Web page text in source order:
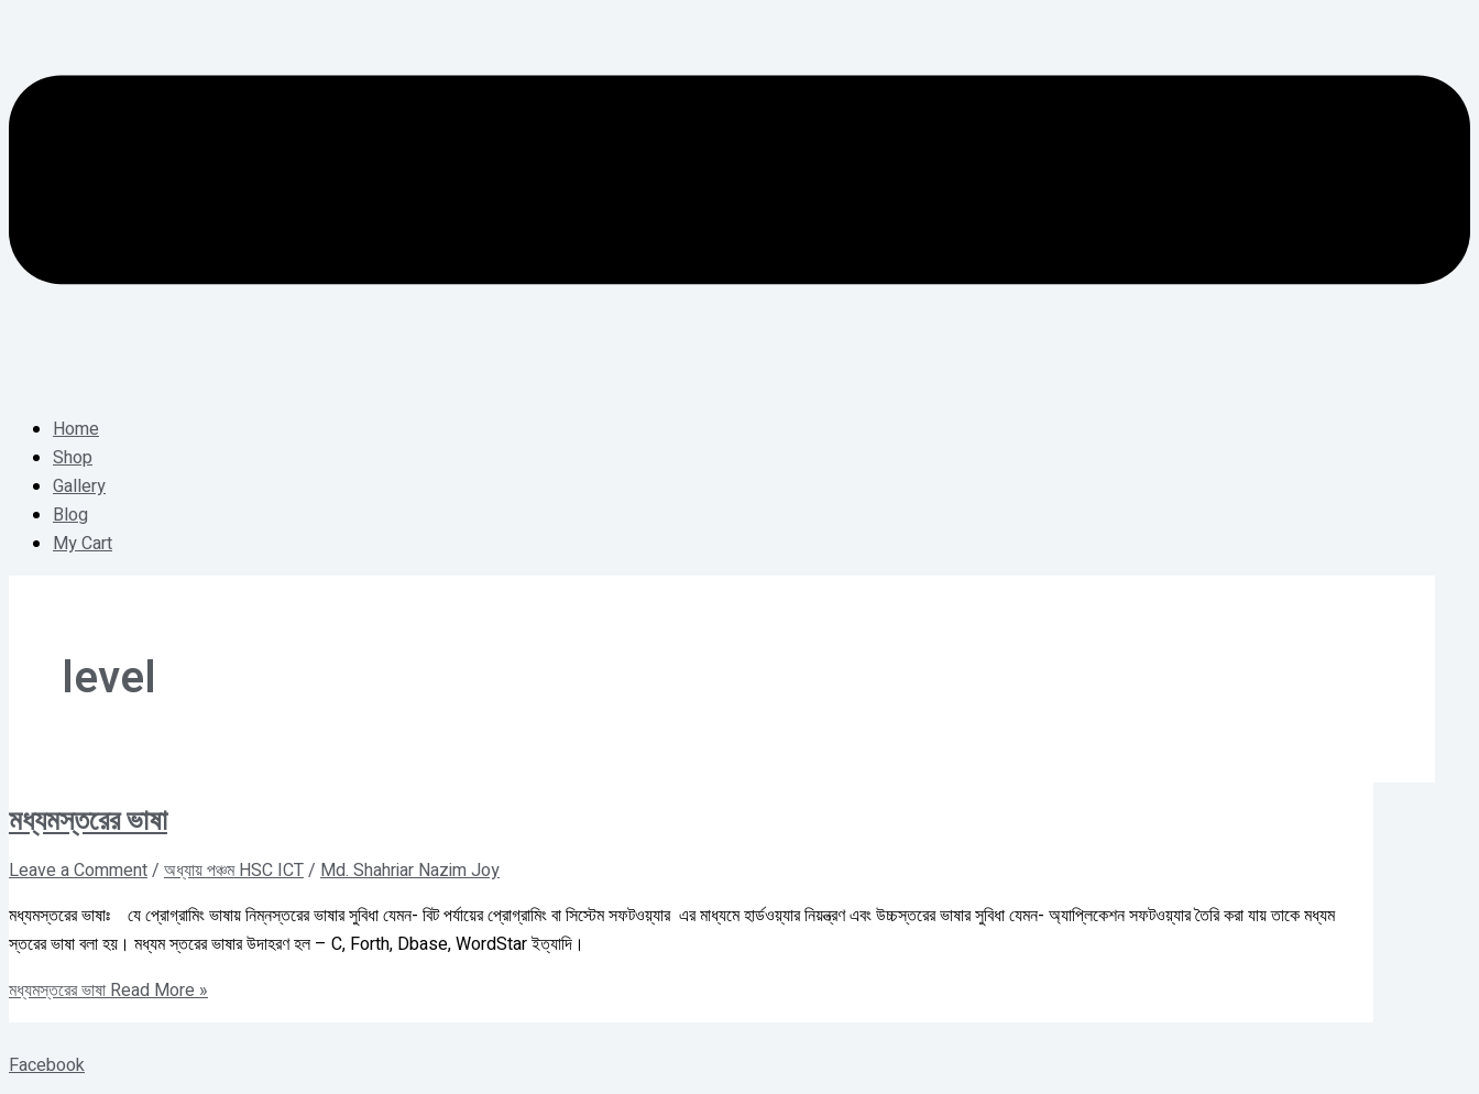
Home
Shop
Gallery
Blog
My Cart
level
মধ্যমস্তরের ভাষা
Leave a Comment/ অধ্যায় পঞ্চম HSC ICT/ Md. Shahriar Nazim Joy
মধ্যমস্তরের ভাষাঃ যে প্রোগ্রামিং ভাষায় নিম্নস্তরের ভাষার সুবিধা যেমন- বিট পর্যায়ের প্রোগ্রামিং বা সিস্টেম সফটওয়্যার এর মাধ্যমে হার্ডওয়্যার নিয়ন্ত্রণ এবং উচ্চস্তরের ভাষার সুবিধা যেমন- অ্যাপ্লিকেশন সফটওয়্যার তৈরি করা যায় তাকে মধ্যম
স্তরের ভাষা বলা হয়। মধ্যম স্তরের ভাষার উদাহরণ হল – C, Forth, Dbase, WordStar ইত্যাদি।
মধ্যমস্তরের ভাষাRead More »
Facebook